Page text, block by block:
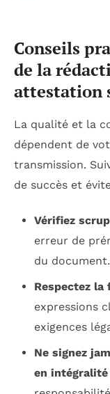
Conseils
de la
attestation
La qualité et la
dépendent de
transmission.
de succès et
Vérifiez
erreur de
du document.
Respectez
expressions
exigences
Ne signez
en intégralité